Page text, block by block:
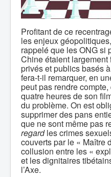
Profitant de ce
les enjeux
rappelé que les ONG si
Chine étaient
privés et publics basés
fera-t-il remarquer, en
peut pas rendre
quatre heures de son
du problème. On est
supprimer des pans
que ne sont même pas
regardles crimes
couverts par le « Maître
collusion entre les «
et les dignitaires
l’Axe.